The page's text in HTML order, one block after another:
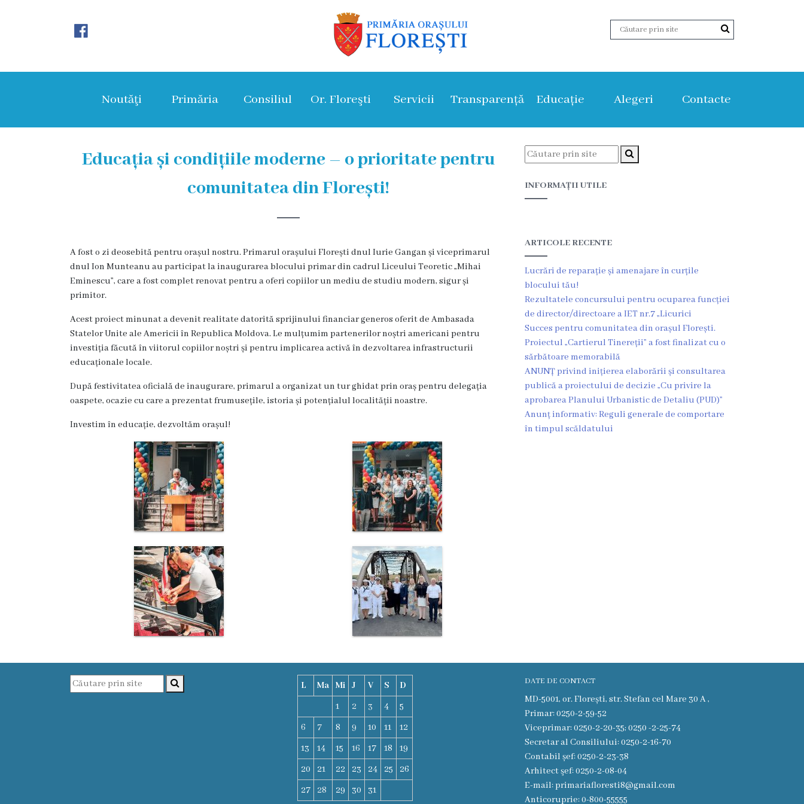
Organigrama
efectivul
Primăriei
Dispoziţiile
primarului
spre
finanțare
Noutăţi Primăria Consiliul Or. Floreşti Servicii Transparență Educație Alegeri Contacte
Educația și condițiile moderne – o prioritate pentru
comunitatea din Florești!
A fost o zi deosebită pentru orașul nostru. Primarul orașului Florești dnul Iurie Gangan și viceprimarul
dnul Ion Munteanu au participat la inaugurarea blocului primar din cadrul Liceului Teoretic „Mihai
Eminescu”, care a fost complet renovat pentru a oferi copiilor un mediu de studiu modern, sigur și
primitor.
Acest proiect minunat a devenit realitate datorită sprijinului financiar generos oferit de Ambasada
Statelor Unite ale Americii în Republica Moldova. Le mulțumim partenerilor noștri americani pentru
investiția făcută în viitorul copiilor noștri și pentru implicarea activă în dezvoltarea infrastructurii
educaționale locale.
După festivitatea oficială de inaugurare, primarul a organizat un tur ghidat prin oraș pentru delegația
oaspete, ocazie cu care a prezentat frumusețile, istoria și potențialul localității noastre.
Investim în educație, dezvoltăm orașul!
INFORMAȚII UTILE
ARTICOLE RECENTE
Lucrări de reparație și amenajare în curțile
blocului tău!
Rezultatele concursului pentru ocuparea funcției
de director/directoare a IET nr.7 „Licurici
Succes pentru comunitatea din orașul Florești.
Proiectul „Cartierul Tinereții” a fost finalizat cu o
sărbătoare memorabilă
ANUNȚ privind inițierea elaborării și consultarea
publică a proiectului de decizie „Cu privire la
aprobarea Planului Urbanistic de Detaliu (PUD)”
Anunț informativ: Reguli generale de comportare
în timpul scăldatului
L Ma Mi J V S
D
1
2 3 4
5
6
7 8 9 10 11
12
13
14 15 16 17 18
19
20
21 22 23 24 25
26
27
28 29 30 31
DATE DE CONTACT
MD-5001, or. Florești, str. Stefan cel Mare 30 A ,
Primar: 0250-2-59-52
Viceprimar: 0250-2-20-35; 0250 -2-25-74
Secretar al Consiliului: 0250-2-16-70
Contabil șef: 0250-2-23-38
Arhitect şef: 0250-2-08-04
E-mail: primariafloresti8@gmail.com
Anticoruprie: 0-800-55555